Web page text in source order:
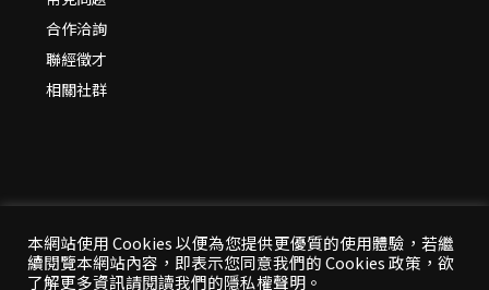
合作洽詢
聯經徵才
相關社群
© 2026 年聯經出版：思考，連結過去與未來
本網站使用 Cookies 以便為您提供更優質的使用體驗，若繼
續閱覽本網站內容，即表示您同意我們的 Cookies 政策，欲
了解更多資訊請閱讀我們的隱私權聲明。